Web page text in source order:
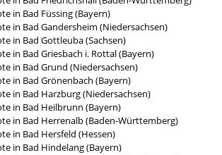
in Bad Füssing (Bayern)
in Bad Gandersheim (Niedersachsen)
in Bad Gottleuba (Sachsen)
in Bad Griesbach i. Rottal (Bayern)
in Bad Grund (Niedersachsen)
in Bad Grönenbach (Bayern)
in Bad Harzburg (Niedersachsen)
in Bad Heilbrunn (Bayern)
in Bad Herrenalb (Baden-Württemberg)
in Bad Hersfeld (Hessen)
in Bad Hindelang (Bayern)